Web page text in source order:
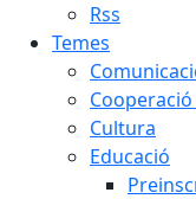
Rss
Temes
Cultura
Educació